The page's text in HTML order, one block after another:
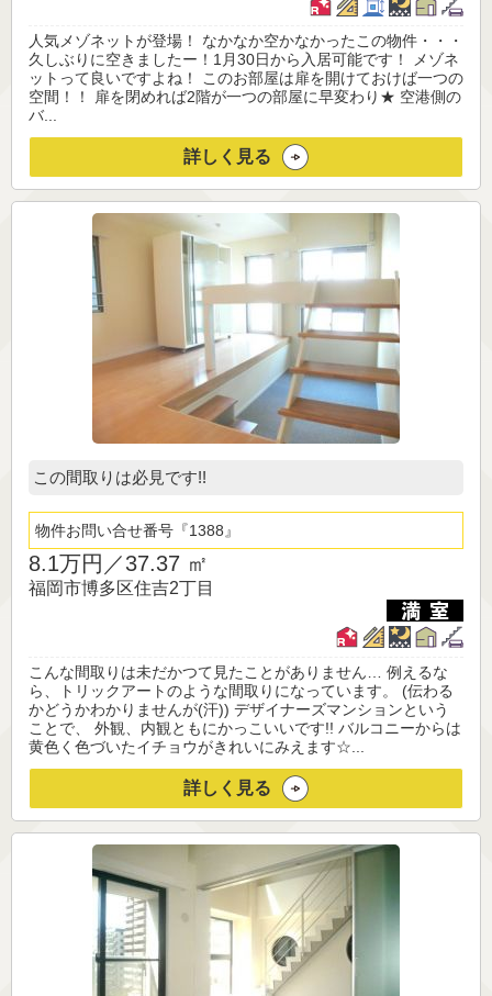
人気メゾネットが登場！ なかなか空かなかったこの物件・・・
久しぶりに空きましたー！1月30日から入居可能です！ メゾネ
ットって良いですよね！ このお部屋は扉を開けておけば一つの
空間！！ 扉を閉めれば2階が一つの部屋に早変わり★ 空港側の
バ...
詳しく見る
この間取りは必見です!!
物件お問い合せ番号 1388
8.1万円／37.37 ㎡
福岡市博多区住吉2丁目
こんな間取りは未だかつて見たことがありません… 例えるな
ら、トリックアートのような間取りになっています。 (伝わる
かどうかわかりませんが(汗)) デザイナーズマンションという
ことで、 外観、内観ともにかっこいいです!! バルコニーからは
黄色く色づいたイチョウがきれいにみえます☆...
詳しく見る